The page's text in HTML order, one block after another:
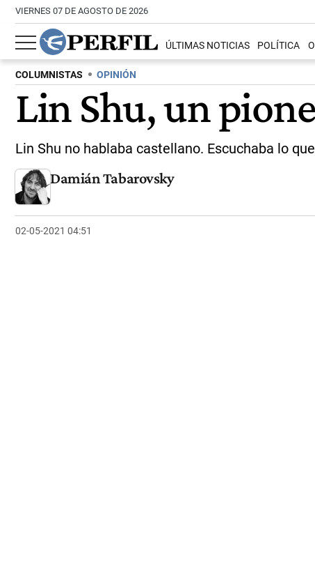
VIERNES 07 DE AGOSTO DE 2026
ÚLTIMAS NOTICIAS POLÍTICA
COLUMNISTAS OPINIÓN
Lin Shu, un
Lin Shu no hablaba castellano. Escuchaba lo
Damián Tabarovsky
02-05-2021 04:51